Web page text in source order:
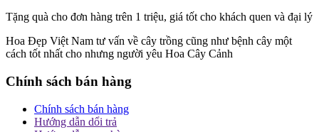
Tặng quà cho đơn hàng trên 1 triệu, giá tốt cho khách quen và đại lý
Hoa Đẹp Việt Nam tư vấn về cây trồng cũng như bệnh cây một
cách tốt nhất cho nhưng người yêu Hoa Cây Cảnh
Chính sách bán hàng
Chính sách bán hàng
Hướng dẫn dổi trả